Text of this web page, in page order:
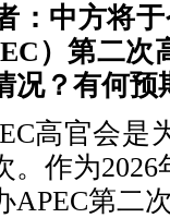
：中方将
）第二次
况？有何预
高官会是
。作为
APEC第二